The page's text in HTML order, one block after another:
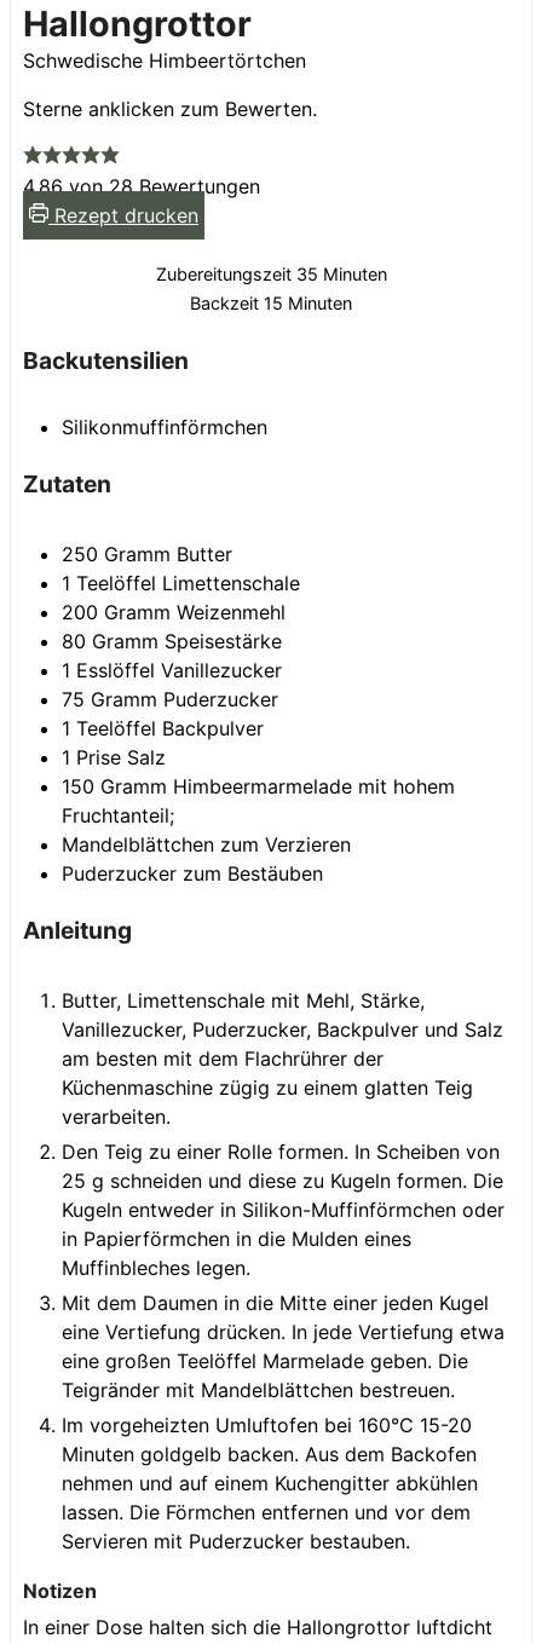
Hallongrottor
Schwedische Himbeertörtchen
Sterne anklicken zum Bewerten.
4.86von28Bewertungen
Rezept drucken
Zubereitungszeit 35Minuten
Minuten
Backzeit 15 Minuten
Minuten
Backutensilien
Silikonmuffinförmchen
Zutaten
250 Gramm Butter
1 Teelöffel Limettenschale
200 Gramm Weizenmehl
80 Gramm Speisestärke
1 Esslöffel Vanillezucker
75 Gramm Puderzucker
1 Teelöffel Backpulver
1 Prise Salz
150 Gramm Himbeermarmelade mit hohem
Fruchtanteil;
Mandelblättchen zum Verzieren
Puderzucker zum Bestäuben
Anleitung
Butter, Limettenschale mit Mehl, Stärke,
Vanillezucker, Puderzucker, Backpulver und Salz
am besten mit dem Flachrührer der
Küchenmaschine zügig zu einem glatten Teig
verarbeiten.
Den Teig zu einer Rolle formen. In Scheiben von
25 g schneiden und diese zu Kugeln formen. Die
Kugeln entweder in Silikon-Muffinförmchen oder
in Papierförmchen in die Mulden eines
Muffinbleches legen.
Mit dem Daumen in die Mitte einer jeden Kugel
eine Vertiefung drücken. In jede Vertiefung etwa
eine großen Teelöffel Marmelade geben. Die
Teigränder mit Mandelblättchen bestreuen.
Im vorgeheizten Umluftofen bei 160°C 15-20
Minuten goldgelb backen. Aus dem Backofen
nehmen und auf einem Kuchengitter abkühlen
lassen. Die Förmchen entfernen und vor dem
Servieren mit Puderzucker bestauben.
Notizen
In einer Dose halten sich die Hallongrottor luftdicht